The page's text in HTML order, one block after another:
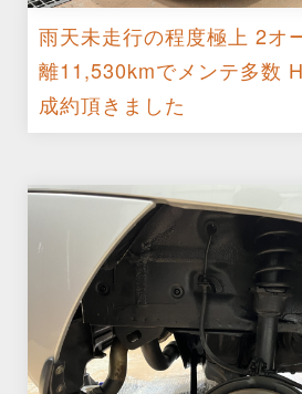
雨天未走行の程度極上 2オ
離11,530kmでメンテ多数
成約頂きました